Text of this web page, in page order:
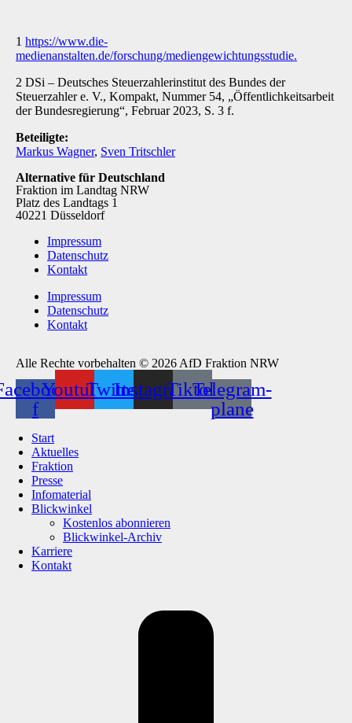
1 https://www.die-
medienanstalten.de/forschung/mediengewichtungsstudie.
2 DSi – Deutsches Steuerzahlerinstitut des Bundes der
Steuerzahler e. V., Kompakt, Nummer 54, „Öf­fentlichkeitsarbeit
der Bundesregierung“, Februar 2023, S. 3 f.
Beteiligte:
Markus Wagner, Sven Tritschler
Alternative für Deutschland
Fraktion im Landtag NRW
Platz des Landtags 1
40221 Düsseldorf
Impressum
Datenschutz
Kontakt
Impressum
Datenschutz
Kontakt
Alle Rechte vorbehalten © 2026 AfD Fraktion NRW
f
YoutubeTwitterInstagramTiktokTelegram-
plane
Start
Aktuelles
Fraktion
Presse
Infomaterial
Blickwinkel
Kostenlos abonnieren
Blickwinkel-Archiv
Karriere
Kontakt